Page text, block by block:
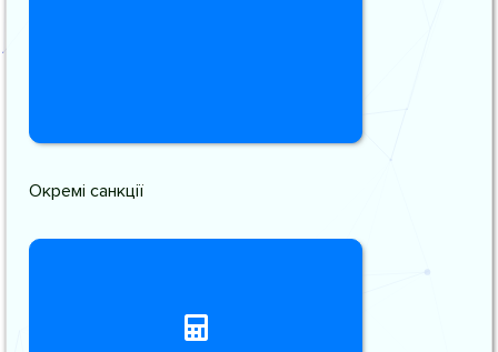
Окремі санкції